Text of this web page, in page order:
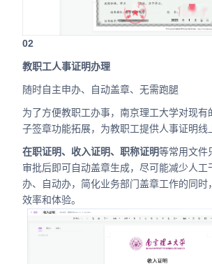
02
教职工人事证明办理
随时自主申办、自动盖章、无需跑腿
为了方便教职工办事，南京理工大学对现有
子签章功能拓展，为教职工提供人事证明线
在职证明、收入证明、职称证明等常用文件
审批后即可自动盖章生成，尽可能减少人工
办、自动办，简化业务部门盖章工作的同时
效率和体验。